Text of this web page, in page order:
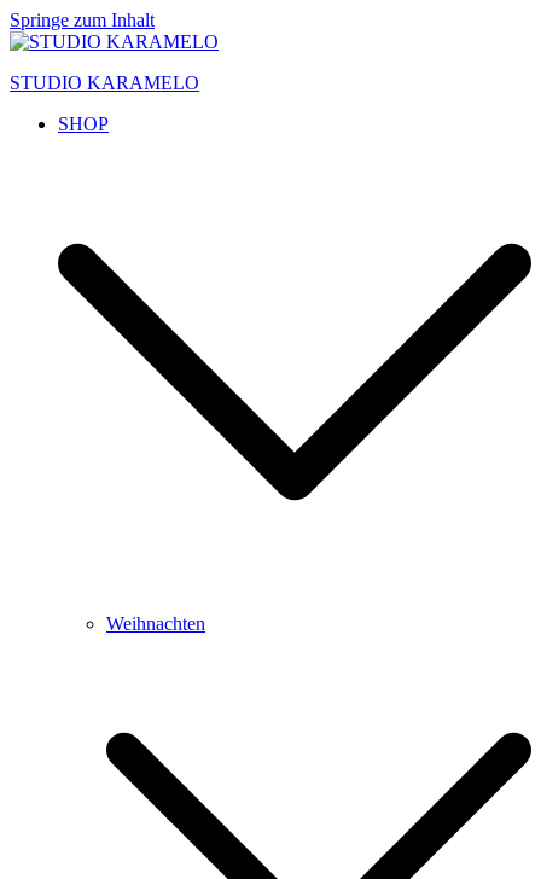
Springe zum Inhalt
STUDIO KARAMELO
SHOP
Weihnachten